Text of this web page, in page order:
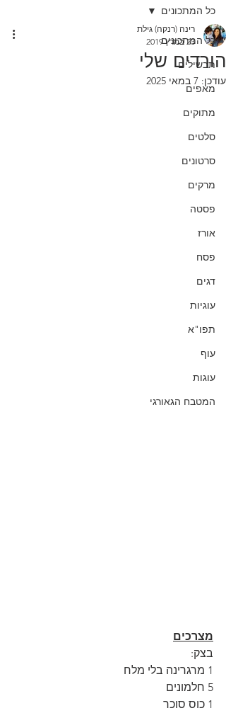
כל המתכונים
תבשילים
מאפים
מתוקים
סלטים
סרטונים
מרקים
פסטה
אורז
פסח
דגים
עוגיות
תפו"א
עוף
עוגות
המטבח הגאורגי
כל המתכונים
הורדים שלי
רינה (רנקה) גילת
23 במרץ 2019
עודכן: 7 במאי 2025
מצרכים
בצק:
1 מרגרינה בלי מלח
5 חלמונים
1 כוס סוכר